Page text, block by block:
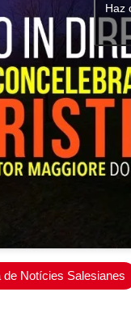
Haz
de Notícies Salesianes